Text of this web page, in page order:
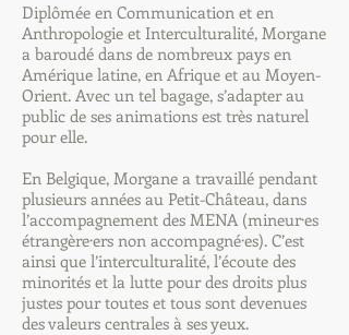
Diplômée en Communication et en
Anthropologie et Interculturalité, Morgane
a baroudé dans de nombreux pays en
Amérique latine, en Afrique et au Moyen-
Orient. Avec un tel bagage, s’adapter au
public de ses animations est très naturel
pour elle.
En Belgique, Morgane a travaillé pendant
plusieurs années au Petit-Château, dans
l’accompagnement des MENA (mineur·es
étrangère·ers non accompagné·es). C’est
ainsi que l’interculturalité, l’écoute des
minorités et la lutte pour des droits plus
justes pour toutes et tous sont devenues
des valeurs centrales à ses yeux.